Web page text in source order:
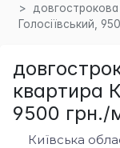
довгострокова
Голосіївський,
квартира
9500 грн./
Київська